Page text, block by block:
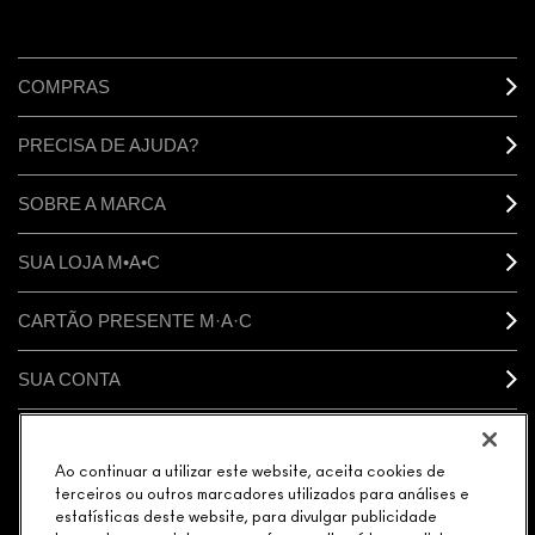
COMPRAS
PRECISA DE AJUDA?
SOBRE A MARCA
SUA LOJA M•A•C
CARTÃO PRESENTE M·A·C
SUA CONTA
Ao continuar a utilizar este website, aceita cookies de
terceiros ou outros marcadores utilizados para análises e
estatísticas deste website, para divulgar publicidade